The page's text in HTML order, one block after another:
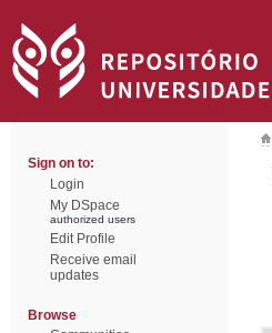
Sign on to:
Login
My DSpace
authorized users
Edit Profile
Receive email
updates
Browse